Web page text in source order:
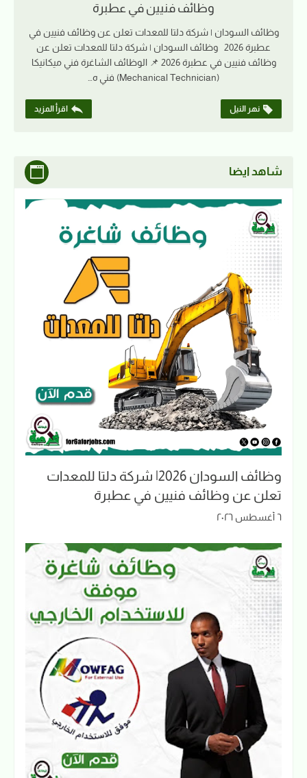
وظائف فنيين في عطبرة
وظائف السودان | شركة دلتا للمعدات تعلن عن وظائف فنيين في
عطبرة 2026 وظائف السودان | شركة دلتا للمعدات تعلن عن
وظائف فنيين في عطبرة 2026 📌 الوظائف الشاغرة فني ميكانيكا
(Mechanical Technician) فني ه…
نهر النيل اقرأ المزيد
شاهد ايضا
وظائف السودان 2026| شركة دلتا للمعدات
تعلن عن وظائف فنيين في عطبرة
٦ أغسطس ٢٠٢٦